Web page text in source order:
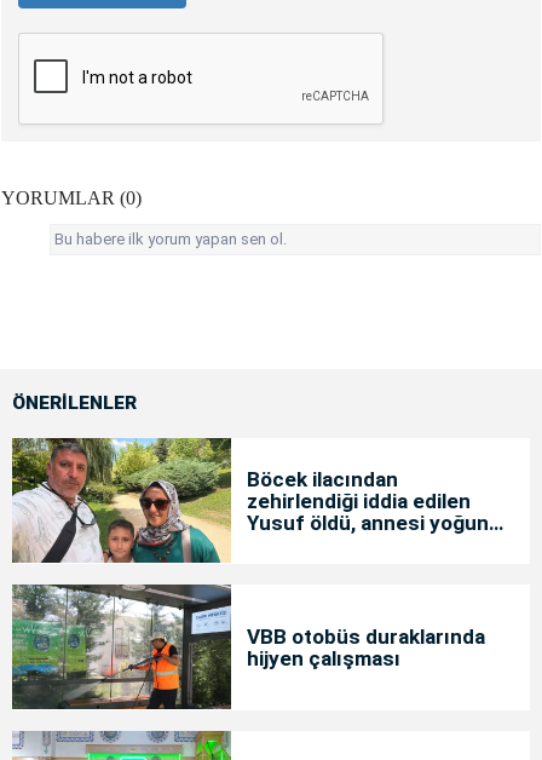
YORUMLAR (0)
Bu habere ilk yorum yapan sen ol.
ÖNERİLENLER
Böcek ilacından
zehirlendiği iddia edilen
Yusuf öldü, annesi yoğun
VBB otobüs duraklarında
hijyen çalışması